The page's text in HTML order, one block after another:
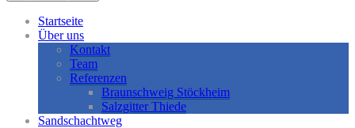
Startseite
Über uns
Kontakt
Team
Referenzen
Braunschweig Stöckheim
Salzgitter Thiede
Sandschachtweg